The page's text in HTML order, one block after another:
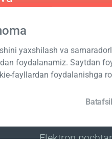
yaxshilash va
foydalanamiz. Saytdan
fayllardan foydalanishga
Batafsil
JO‘NATMAGA